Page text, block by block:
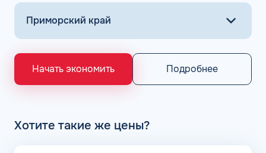
Основными поставщиками для АЗС Flash являются
выпускающие лучшее топливо в стране экологического
класса Евро 5: ООО «Газпром добыча Астрахань» ПАО
«Газпром», Рязанский НПЗ, Саратовский НПЗ, Уфимский
НПЗ группы Роснефть. АЗС Flash и АГЗС компании
Начать экономить Подробнее
Хотите такие же цены?